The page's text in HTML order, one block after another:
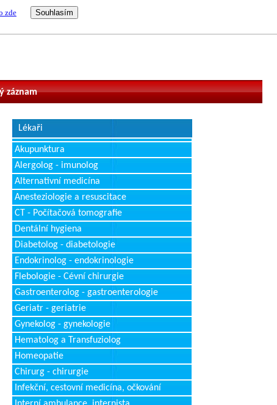
zde
záznam
Lékaři
Akupunktura
Alergolog - imunolog
Alternativní medicína
Anesteziologie a resuscitace
CT - Počítačová tomografie
Dentální hygiena
Diabetolog - diabetologie
Endokrinolog - endokrinologie
Flebologie - Cévní chirurgie
Gastroenterolog - gastroenterologie
Geriatr - geriatrie
Gynekolog - gynekologie
Hematolog a Transfuziolog
Homeopatie
Chirurg - chirurgie
Infekční, cestovní medicína, očkování